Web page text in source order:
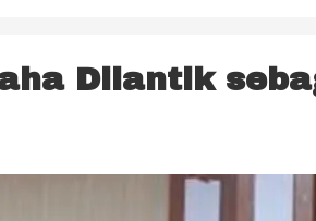
Dilantik